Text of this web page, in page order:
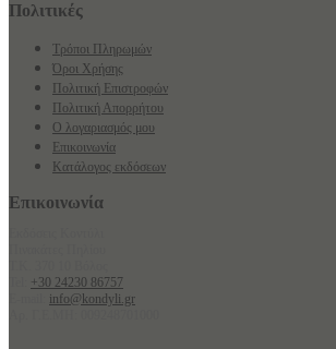
Πολιτικές
Τρόποι Πληρωμών
Όροι Χρήσης
Πολιτική Επιστροφών
Πολιτική Απορρήτου
Ο λογαριασμός μου
Επικοινωνία
Κατάλογος εκδόσεων
Επικοινωνία
+30 24230 86757
info@kondyli.gr